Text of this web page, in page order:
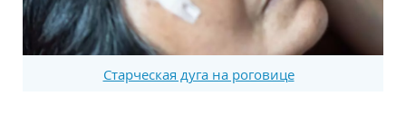
Старческая дуга на роговице